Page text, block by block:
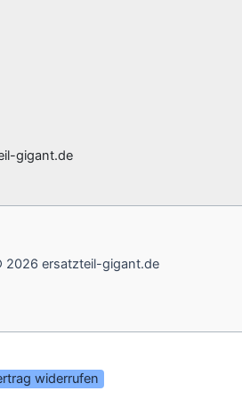
gigant.de
ersatzteil-gigant.de
widerrufen